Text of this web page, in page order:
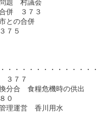
　村議会
　３７３
の合併
７５
・・・・・・・・・・・・・
７７
　食糧危機時の供出
０
営　香川用水